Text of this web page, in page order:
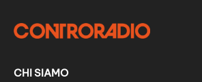
CHI SIAMO